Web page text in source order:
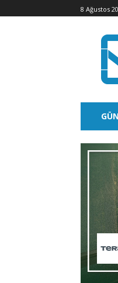
8 Ağustos